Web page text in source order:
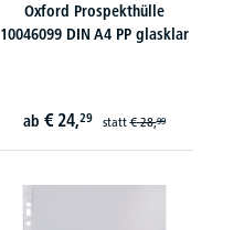
Oxford Prospekthülle
10046099 DIN A4 PP glasklar
ab € 24,29 statt€ 28,99